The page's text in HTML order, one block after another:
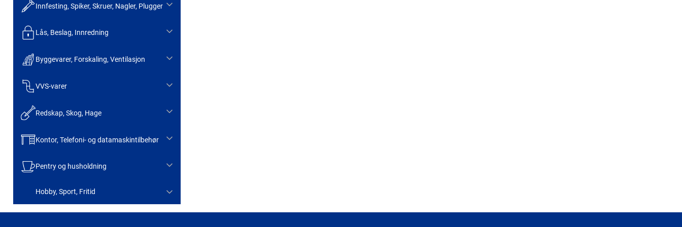
Innfesting, Spiker, Skruer, Nagler, Plugger
Lås, Beslag, Innredning
Byggevarer, Forskaling, Ventilasjon
VVS-varer
Redskap, Skog, Hage
Kontor, Telefoni- og datamaskintilbehør
Pentry og husholdning
Hobby, Sport, Fritid